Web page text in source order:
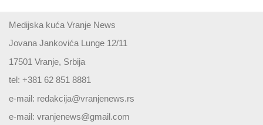
Medijska kuća Vranje News
Jovana Jankovića Lunge 12/11
17501 Vranje, Srbija
tel: +381 62 851 8881
e-mail: redakcija@vranjenews.rs
e-mail: vranjenews@gmail.com